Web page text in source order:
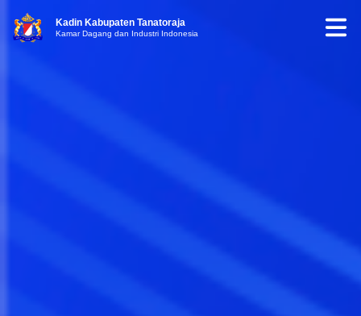
Kadin Kabupaten Tanatoraja
Kamar Dagang dan Industri Indonesia